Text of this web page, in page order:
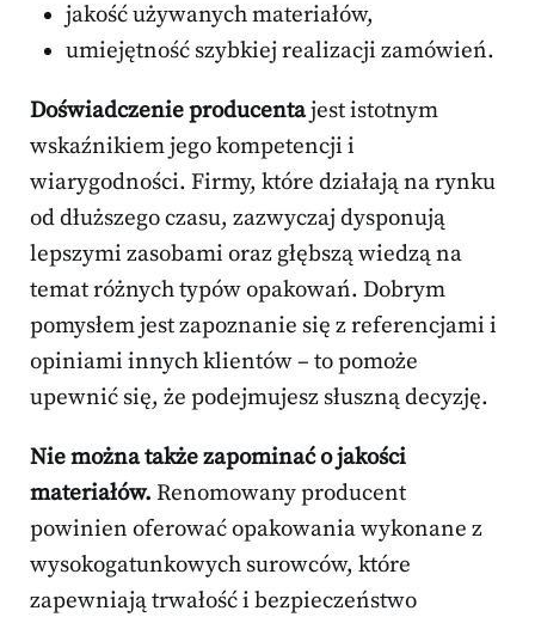
jakość używanych materiałów,
umiejętność szybkiej realizacji zamówień.
Doświadczenie producentajest istotnym
wskaźnikiem jego kompetencji i
wiarygodności. Firmy, które działają na rynku
od dłuższego czasu, zazwyczaj dysponują
lepszymi zasobami oraz głębszą wiedzą na
temat różnych typów opakowań. Dobrym
pomysłem jest zapoznanie się z referencjami i
opiniami innych klientów – to pomoże
upewnić się, że podejmujesz słuszną decyzję.
Nie można także zapominać o jakości
materiałów. Renomowany producent
powinien oferować opakowania wykonane z
wysokogatunkowych surowców, które
zapewniają trwałość i bezpieczeństwo